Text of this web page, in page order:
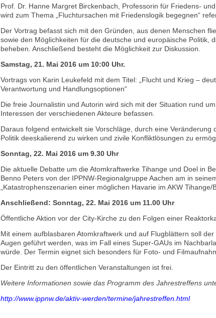
Prof. Dr. Hanne Margret Birckenbach, Professorin für Friedens- und
wird zum Thema „Fluchtursachen mit Friedenslogik begegnen“
Der Vortrag befasst sich mit den Gründen, aus denen Menschen
sowie den Möglichkeiten für die deutsche und europäische Politik,
beheben. Anschließend besteht die Möglichkeit zur Diskussion.
Samstag, 21. Mai 2016 um 10:00 Uhr.
Vortrags von Karin Leukefeld mit dem Titel: „Flucht und Krieg –
Verantwortung und Handlungsoptionen“
Die freie Journalistin und Autorin wird sich mit der Situation rund
Interessen der verschiedenen Akteure befassen.
Daraus folgend entwickelt sie Vorschläge, durch eine Veränderung
Politik deeskalierend zu wirken und zivile Konfliktlösungen zu
Sonntag, 22. Mai 2016 um 9.30 Uhr
Die aktuelle Debatte um die Atomkraftwerke Tihange und Doel in
Benno Peters von der IPPNW-Regionalgruppe Aachen am in
„Katastrophenszenarien einer möglichen Havarie im AKW Tihange/
Anschließend: Sonntag, 22. Mai 2016 um 11.00 Uhr
Öffentliche Aktion vor der City-Kirche zu den Folgen einer
Mit einem aufblasbaren Atomkraftwerk und auf Flugblättern soll
Augen geführt werden, was im Fall eines Super-GAUs im
würde. Der Termin eignet sich besonders für Foto- und
Der Eintritt zu den öffentlichen Veranstaltungen ist frei.
Weitere Informationen sowie das Programm des Jahrestreffens
http://www.ippnw.de/aktiv-werden/termine/jahrestreffen.html